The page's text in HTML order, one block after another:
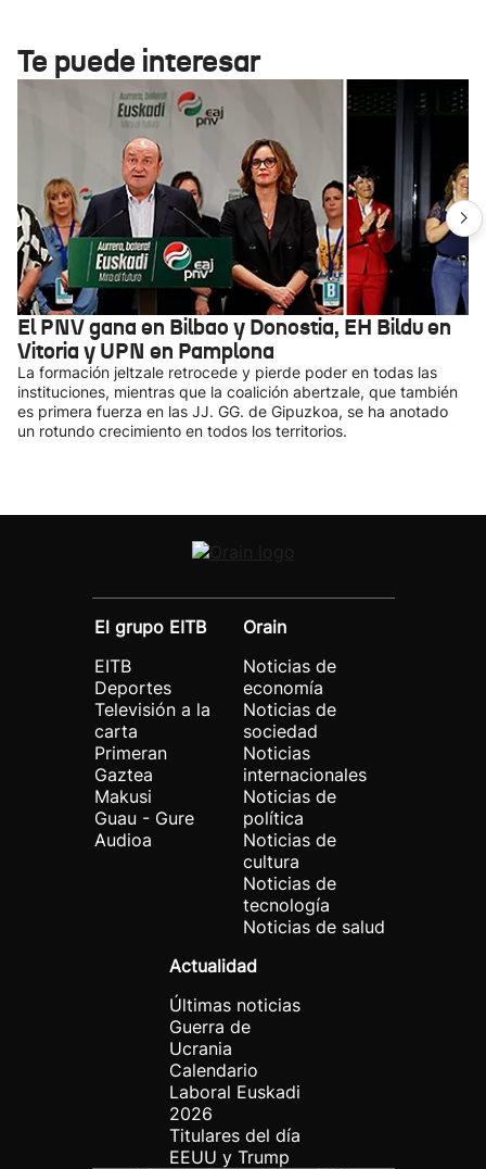
Te puede interesar
El PNV gana en Bilbao y Donostia, EH Bildu en
Vitoria y UPN en Pamplona
La formación jeltzale retrocede y pierde poder en todas las
instituciones, mientras que la coalición abertzale, que también
es primera fuerza en las JJ. GG. de Gipuzkoa, se ha anotado
un rotundo crecimiento en todos los territorios.
El grupo EITB
EITB
Deportes
Televisión a la
carta
Primeran
Gaztea
Makusi
Guau - Gure
Audioa
Orain
Noticias de
economía
Noticias de
sociedad
Noticias
internacionales
Noticias de
política
Noticias de
cultura
Noticias de
tecnología
Noticias de salud
Actualidad
Últimas noticias
Guerra de
Ucrania
Calendario
Laboral Euskadi
2026
Titulares del día
EEUU y Trump